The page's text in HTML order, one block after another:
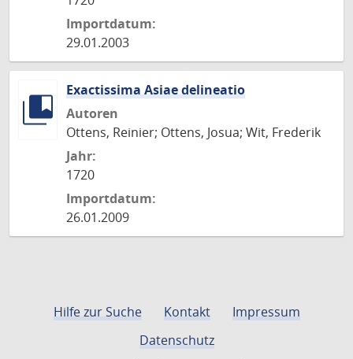
Importdatum:
29.01.2003
Exactissima Asiae delineatio
Autoren
Ottens, Reinier; Ottens, Josua; Wit, Frederik
Jahr:
1720
Importdatum:
26.01.2009
Hilfe zur Suche Kontakt
Impressum
Datenschutz